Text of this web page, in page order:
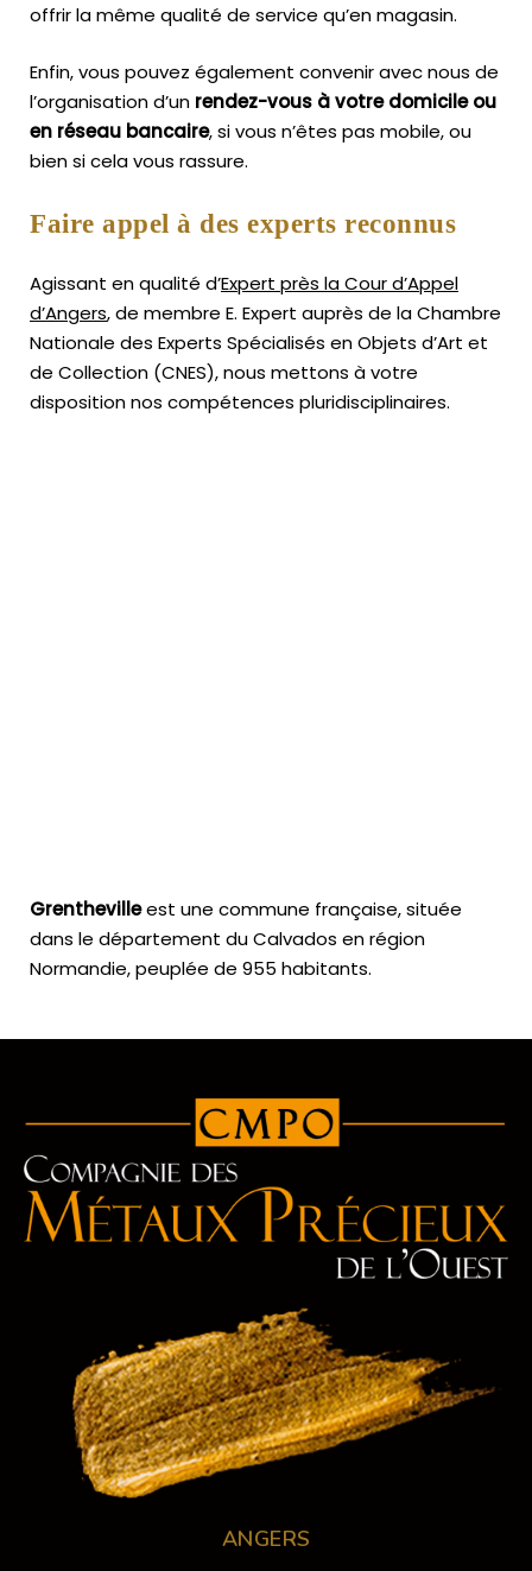
offrir la même qualité de service qu’en magasin.
Enfin, vous pouvez également convenir avec nous de
l’organisation d’un rendez-vous à votre domicile ou
en réseau bancaire, si vous n’êtes pas mobile, ou
bien si cela vous rassure.
Faire appel à des experts reconnus
Agissant en qualité d’Expert près la Cour d’Appel
d’Angers, de membre E. Expert auprès de laChambre
Nationale des Experts Spécialisés en Objets d’Art et
de Collection (CNES),nous mettons à votre
disposition nos compétences pluridisciplinaires.
Grenthevilleest une commune française, située
dans le département du Calvados en région
Normandie, peuplée de 955 habitants.
ANGERS